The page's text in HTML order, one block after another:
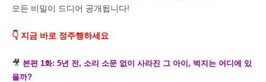
모든 비밀이 드디어 공개됩니다!
👇 지금 바로 정주행하세요
🎥 본편 1화: 5년 전, 소리 소문 없이 사라진 그 아이, 벅지는 어디에 있
을까?